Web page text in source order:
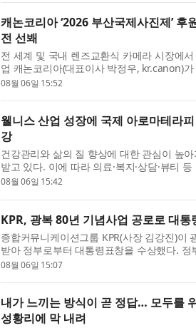
캐논코리아 ‘2026 부산국제사진제’
전 선봬
전 세계 및 국내 렌즈교환식 카메라 시장에
업 캐논코리아(대표이사 박정우, kr.canon)
사진제’의 후원사로 참여해 ‘캐논 미...
08월 06일 15:52
웰니스 산업 성장에 국제 아로마테라
강
건강관리와 삶의 질 향상에 대한 관심이 높
받고 있다. 이에 따라 의료·복지·상담·뷰티
한 관심도 함께 커지고 있으며, 아...
08월 06일 15:42
KPR, 광복 80년 기념사업 공로로 대통
종합커뮤니케이션그룹 KPR(사장 김강진)이
받아 정부로부터 대통령표창을 수상했다.
명과 5개 기관을 ‘광복 80년 기념사업 ...
08월 06일 15:07
내가 느끼는 방식이 곧 정답… 모두를
성황리에 막 내려